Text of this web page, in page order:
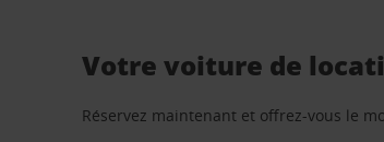
Votre voiture de
Réservez maintenant et offrez-vous le